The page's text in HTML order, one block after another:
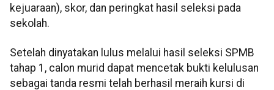
kejuaraan), skor, dan peringkat hasil seleksi pada
sekolah.
Setelah dinyatakan lulus melalui hasil seleksi SPMB
tahap 1, calon murid dapat mencetak bukti kelulusan
sebagai tanda resmi telah berhasil meraih kursi di